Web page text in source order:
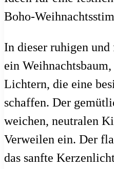
In dieser ruhigen
ein
Lichtern, die eine
schaffen. Der
weichen, neutralen
Verweilen ein. Der
das sanfte